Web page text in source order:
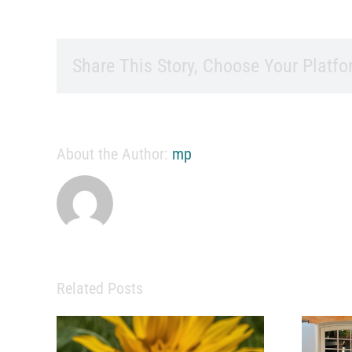
Share This Story, Choose Your
About the Author: mp
Related Posts